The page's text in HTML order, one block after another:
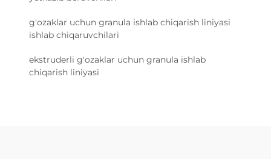
g'ozaklar uchun granula ishlab chiqarish liniyasi
ishlab chiqaruvchilari
ekstruderli g'ozaklar uchun granula ishlab
chiqarish liniyasi